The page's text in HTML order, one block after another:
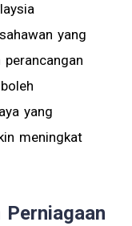
yang
yang
meningkat